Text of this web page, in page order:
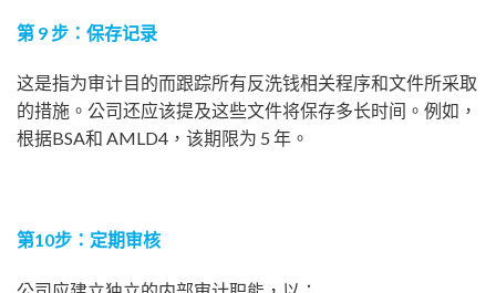
第 9 步：保存记录
这是指为审计目的而跟踪所有反洗钱相关程序和文件所采取
的措施。公司还应该提及这些文件将保存多长时间。例如，
根据BSA和 AMLD4，该期限为 5 年。
第10步：定期审核